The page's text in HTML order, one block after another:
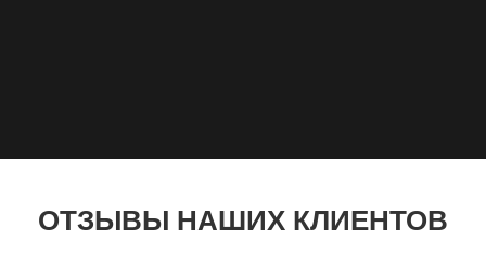
ОТЗЫВЫ НАШИХ КЛИЕНТОВ
Более 450 положительных отзывов.